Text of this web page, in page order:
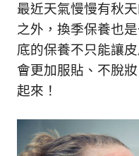
自
己
的
活
生
活
雜
誌。
最
采
富
最近天氣慢慢有秋
之外，換季保養也
底的保養不只能讓
會更加服貼、不脫
起來！